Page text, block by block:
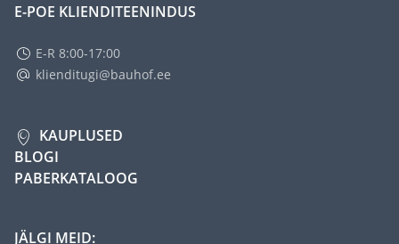
E-POE KLIENDITEENINDUS
E-R 8:00-17:00
klienditugi@bauhof.ee
KAUPLUSED
BLOGI
PABERKATALOOG
JÄLGI MEID: